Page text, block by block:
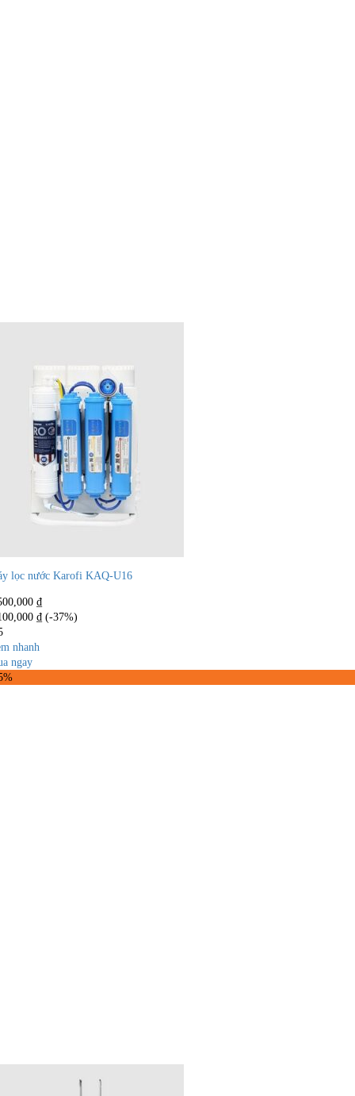
lọc nước Karofi KAQ-U16
₫
₫ (-37%)
nhanh
ngay